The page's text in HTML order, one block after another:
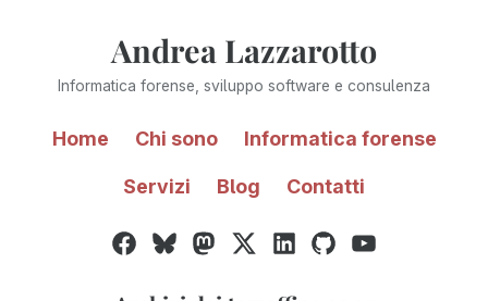
Andrea Lazzarotto
Informatica forense, sviluppo software e consulenza
Home Chi sono Informatica forense
Servizi Blog Contatti
Facebook
BlueskyMastodon
TwitterLinkedInGitHubYouTube